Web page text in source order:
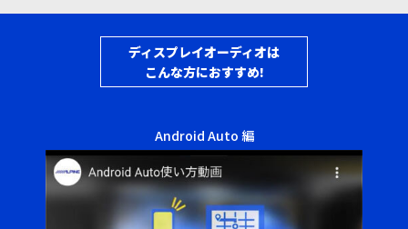
ディスプレイオーディオは
こんな方におすすめ!